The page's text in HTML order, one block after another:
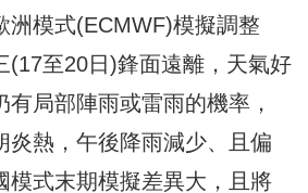
洲模式(ECMWF)模擬調整
(17至20日)鋒面遠離，天氣好
局部陣雨或雷雨的機率，
炎熱，午後降雨減少、且偏
模式末期模擬差異大，且將